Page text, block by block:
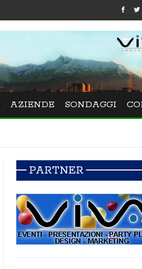
Festival La
AZIENDE SONDAGGI
PARTNER